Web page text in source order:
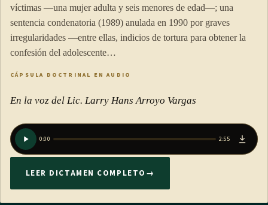
víctimas —una mujer adulta y seis menores de edad—; una
sentencia condenatoria (1989) anulada en 1990 por graves
irregularidades —entre ellas, indicios de tortura para obtener la
confesión del adolescente…
CÁPSULA DOCTRINAL EN AUDIO
En la voz del Lic. Larry Hans Arroyo Vargas
0:00 2:55
LEER DICTAMEN COMPLETO →